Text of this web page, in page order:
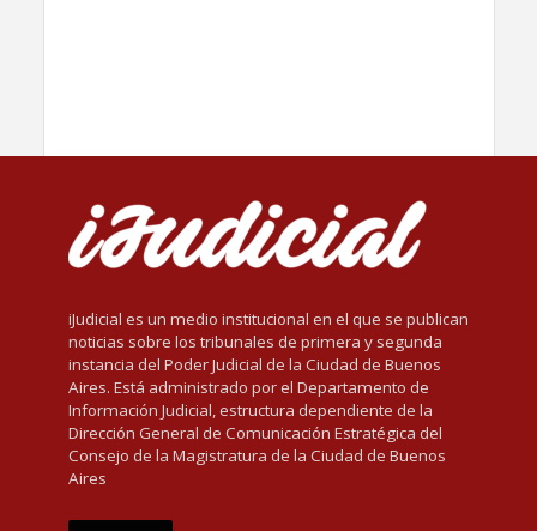
iJudicial es un medio institucional en el que se publican
noticias sobre los tribunales de primera y segunda
instancia del Poder Judicial de la Ciudad de Buenos
Aires. Está administrado por el Departamento de
Información Judicial, estructura dependiente de la
Dirección General de Comunicación Estratégica del
Consejo de la Magistratura de la Ciudad de Buenos
Aires